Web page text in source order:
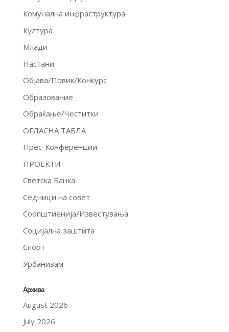
Комунална инфраструктура
Култура
Млади
Настани
Објава/Повик/Конкурс
Образование
Обраќање/Честитки
ОГЛАСНА ТАБЛА
Прес-Конференции
ПРОЕКТИ
Светска Банка
Седници на совет
Соопштиенија/Известувања
Социјална заштита
Спорт
Урбанизам
Архива
August 2026
July 2026